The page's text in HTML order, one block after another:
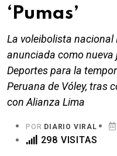
‘Pumas’
La voleibolista
anunciada como nueva
Deportes para la
Peruana de Vóley, tras
con Alianza Lima
POR DIARIO VIRAL
298 VISITAS